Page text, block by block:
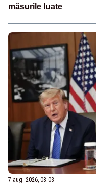
măsurile luate
7 aug. 2026, 08:03